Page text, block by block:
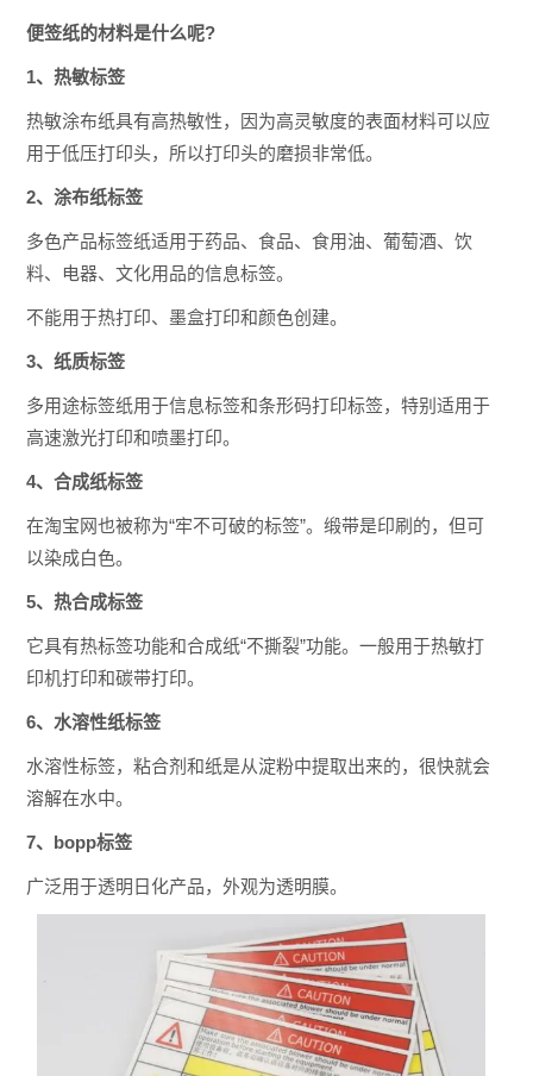
便签纸的材料是什么呢?
1、热敏标签
热敏涂布纸具有高热敏性，因为高灵敏度的表面材料可以应
用于低压打印头，所以打印头的磨损非常低。
2、涂布纸标签
多色产品标签纸适用于药品、食品、食用油、葡萄酒、饮
料、电器、文化用品的信息标签。
不能用于热打印、墨盒打印和颜色创建。
3、纸质标签
多用途标签纸用于信息标签和条形码打印标签，特别适用于
高速激光打印和喷墨打印。
4、合成纸标签
在淘宝网也被称为“牢不可破的标签”。缎带是印刷的，但可
以染成白色。
5、热合成标签
它具有热标签功能和合成纸“不撕裂”功能。一般用于热敏打
印机打印和碳带打印。
6、水溶性纸标签
水溶性标签，粘合剂和纸是从淀粉中提取出来的，很快就会
溶解在水中。
7、bopp标签
广泛用于透明日化产品，外观为透明膜。